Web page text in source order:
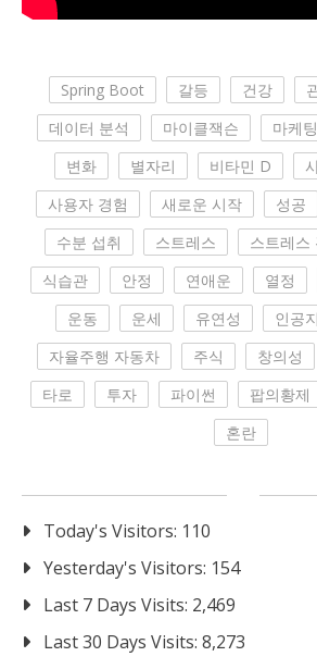
Spring Boot 갈등 건강
데이터 분석
마이클잭슨 마케팅
변화
별자리 비타민 D
사용자 경험
새로운 시작 성공
수분 섭취
스트레스 스트레스
식습관
안정 연애운 열정
운동
운세 유연성 인공
자율주행 자동차
주식 창의성
타로
투자 파이썬 팝의황제
혼란
Today's Visitors: 110
Yesterday's Visitors: 154
Last 7 Days Visits: 2,469
Last 30 Days Visits: 8,273